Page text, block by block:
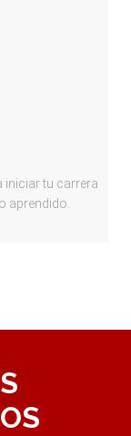
iniciar tu carrera
aprendido.